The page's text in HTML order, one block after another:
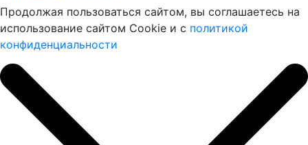
Продолжая пользоваться сайтом, вы соглашаетесь на
использование сайтом Cookie и с политикой
конфиденциальности